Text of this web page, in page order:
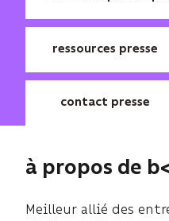
ressources presse
contact presse
à propos de
Meilleur allié des